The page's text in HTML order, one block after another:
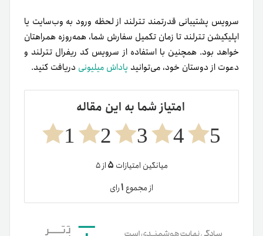
سرویس پشتیبانی قدرتمند تترلند از لحظه ورود به ‌وب‌سایت یا
اپلیکیشن تترلند تا زمان تکمیل سفارش شما، همه‌روزه همراهتان
خواهد بود. همچنین با استفاده از سرویس کد ریفرال تترلند و
دعوت از دوستان خود، می‌توانید پاداش میلیونی دریافت کنید.
امتیاز شما به این مقاله
5
4
3
2
1
میانگین امتیازات ۵از ۵
از مجموع۱رای